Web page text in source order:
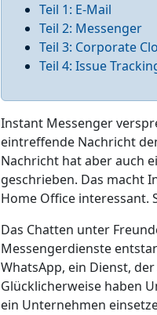
Teil 1: E-Mail
Teil 2: Messenger
Teil 3: Corporate
Teil 4: Issue
Instant Messenger
eintreffende Nachricht
Nachricht hat aber auch
geschrieben. Das macht
Home Office interessant.
Das Chatten unter
Messengerdienste
WhatsApp, ein Dienst,
Glücklicherweise haben
ein Unternehmen